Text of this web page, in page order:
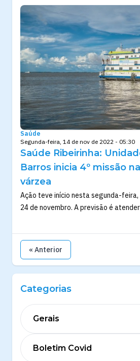
Saúde
Segunda-feira, 14 de nov de 2022 - 05:30
Saúde Ribeirinha:
Barros inicia 4º missão
várzea
Ação teve início nesta segunda-
24 de novembro. A previsão é
« Anterior
Categorias
Gerais
Boletim Covid